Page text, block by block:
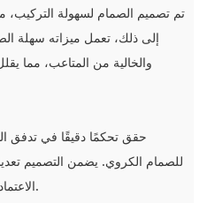
تم تصميم الصمام لسهولة التركيب،
إلى ذلك، تعمل ميزاته سهلة
والخالية من المتاعب، مما
حقق تحكمًا دقيقًا في تدفق
للصمام الكروي. يضمن التصميم
الاعتماد عليه للعمليات التي تتطلب الدقة.